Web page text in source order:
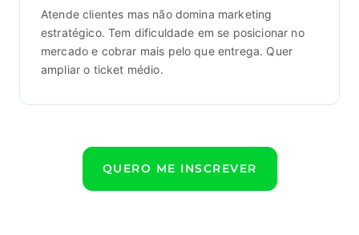
Atende clientes mas não domina marketing
estratégico. Tem dificuldade em se posicionar no
mercado e cobrar mais pelo que entrega. Quer
ampliar o ticket médio.
QUERO ME INSCREVER